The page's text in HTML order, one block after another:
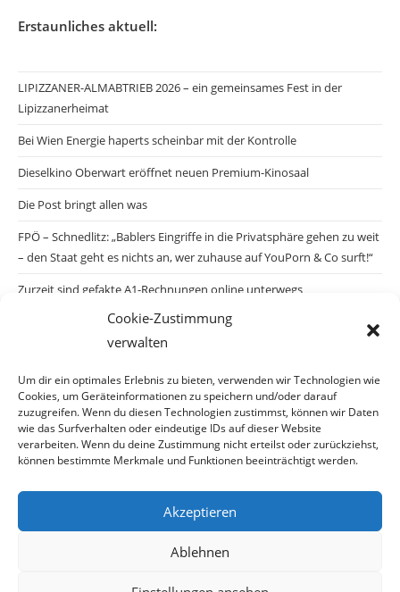
Cookie-Zustimmung
verwalten
Um dir ein optimales Erlebnis zu bieten, verwenden wir Technologien wie
Cookies, um Geräteinformationen zu speichern und/oder darauf
zuzugreifen. Wenn du diesen Technologien zustimmst, können wir Daten
wie das Surfverhalten oder eindeutige IDs auf dieser Website
verarbeiten. Wenn du deine Zustimmung nicht erteilst oder zurückziehst,
können bestimmte Merkmale und Funktionen beeinträchtigt werden.
Akzeptieren
Ablehnen
Erstaunliches aktuell:
LIPIZZANER-ALMABTRIEB 2026 – ein gemeinsames Fest in der
Lipizzanerheimat
Bei Wien Energie haperts scheinbar mit der Kontrolle
Dieselkino Oberwart eröffnet neuen Premium-Kinosaal
Die Post bringt allen was
FPÖ – Schnedlitz: „Bablers Eingriffe in die Privatsphäre gehen zu weit
– den Staat geht es nichts an, wer zuhause auf YouPorn & Co surft!“
Zurzeit sind gefakte A1-Rechnungen online unterwegs
Salzburgs Juden und ihre Sicherheit: „Erst nach einem Anschlag wäre
die Gefahr endlich konkret!“
Biologisches Wunder in Ceuta
Ein vermeintliches Abschiebemärchen
Archiv